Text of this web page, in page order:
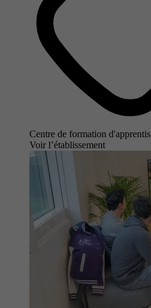
Centre de formation d'apprentis
Voir l’établissement